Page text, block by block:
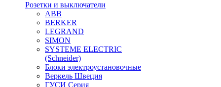
Розетки и выключатели
ABB
BERKER
LEGRAND
SIMON
SYSTEME ELECTRIC
(Schneider)
Блоки электроустановочные
Веркель Швеция
ГУСИ Серия